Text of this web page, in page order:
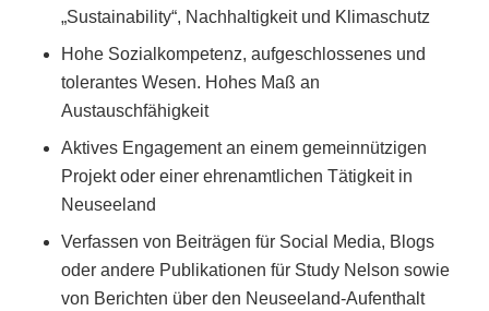
„Sustainability“, Nachhaltigkeit und Klimaschutz
Hohe Sozialkompetenz, aufgeschlossenes und
tolerantes Wesen. Hohes Maß an
Austauschfähigkeit
Aktives Engagement an einem gemeinnützigen
Projekt oder einer ehrenamtlichen Tätigkeit in
Neuseeland
Verfassen von Beiträgen für Social Media, Blogs
oder andere Publikationen für Study Nelson sowie
von Berichten über den Neuseeland-Aufenthalt